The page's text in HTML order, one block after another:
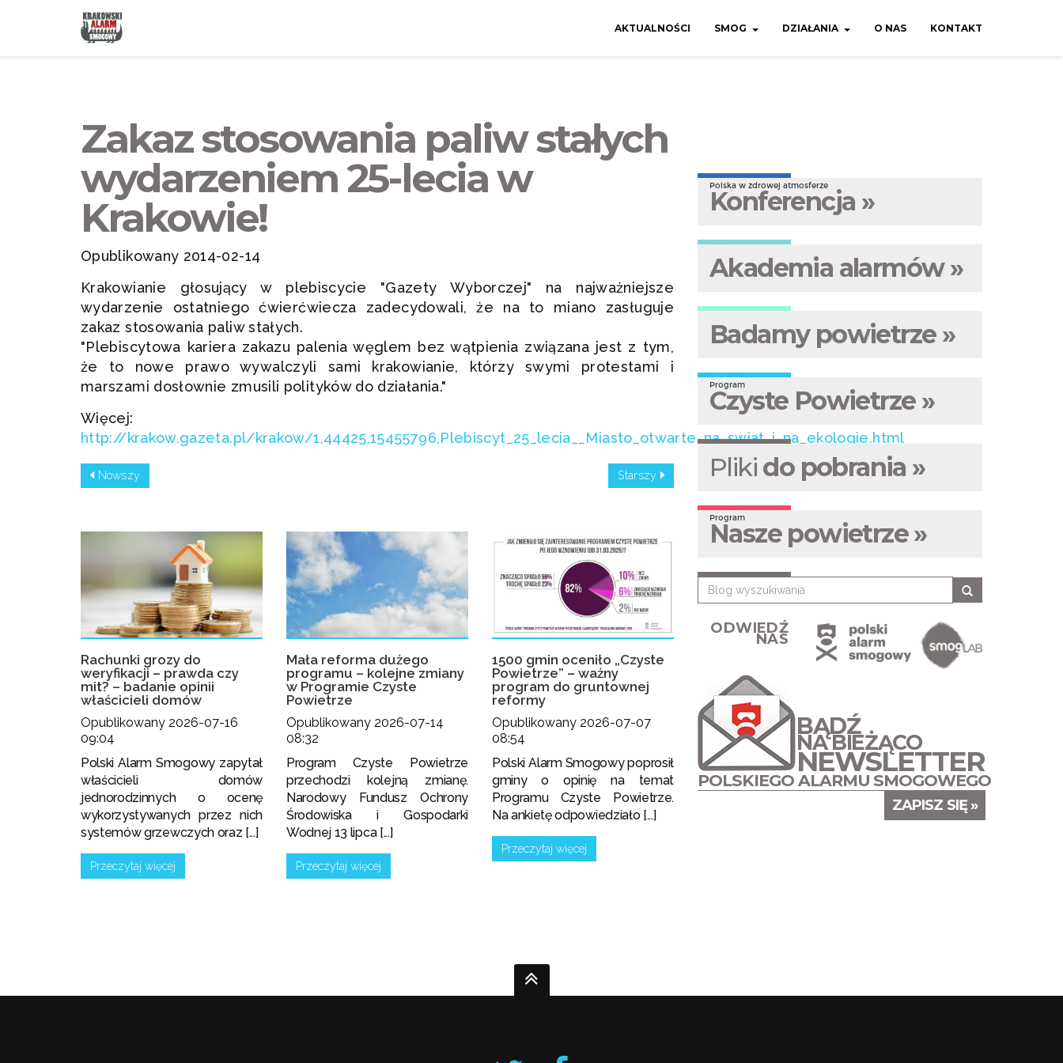
AKTUALNOŚCI SMOG DZIAŁANIA O NAS KONTAKT
Zakaz stosowania paliw stałych
wydarzeniem 25-lecia w
Krakowie!
Opublikowany 2014-02-14
Krakowianie głosujący w plebiscycie "Gazety Wyborczej" na najważniejsze
wydarzenie ostatniego ćwierćwiecza zadecydowali, że na to miano zasługuje
zakaz stosowania paliw stałych.
"Plebiscytowa kariera zakazu palenia węglem bez wątpienia związana jest z tym,
że to nowe prawo wywalczyli sami krakowianie, którzy swymi protestami i
marszami dosłownie zmusili polityków do działania."
Więcej:
http://krakow.gazeta.pl/krakow/1,44425,15455796,Plebiscyt_25_lecia__Miasto_otwarte_na_swiat_i_na_ekologie.html
Nowszy Starszy
Rachunki grozy do
weryfikacji – prawda czy
mit? – badanie opinii
właścicieli domów
Opublikowany 2026-07-16
09:04
Polski Alarm Smogowy zapytał
właścicieli domów
jednorodzinnych o ocenę
wykorzystywanych przez nich
systemów grzewczych oraz [...]
Przeczytaj więcej
Mała reforma dużego
programu – kolejne zmiany
w Programie Czyste
Powietrze
Opublikowany 2026-07-14
08:32
Program Czyste Powietrze
przechodzi kolejną zmianę.
Narodowy Fundusz Ochrony
Środowiska i Gospodarki
Wodnej 13 lipca [...]
Przeczytaj więcej
1500 gmin oceniło „Czyste
Powietrze” – ważny
program do gruntownej
reformy
Opublikowany 2026-07-07
08:54
Polski Alarm Smogowy poprosił
gminy o opinię na temat
Programu Czyste Powietrze.
Na ankietę odpowiedziało [...]
Przeczytaj więcej
Polska w zdrowej atmosferze
Konferencja »
Akademia alarmów »
Badamy powietrze »
Program
Czyste Powietrze »
Pliki do pobrania »
Program
Nasze powietrze »
ODWIEDŹ
NAS
BĄDŹ
NA BIEŻĄCO
NEWSLETTER
POLSKIEGO ALARMU SMOGOWEGO
ZAPISZ SIĘ »